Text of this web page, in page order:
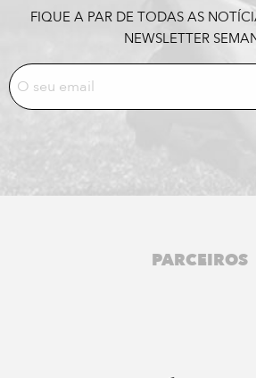
FIQUE A PAR DE TODAS AS
NEWSLETTER
PARCEIROS